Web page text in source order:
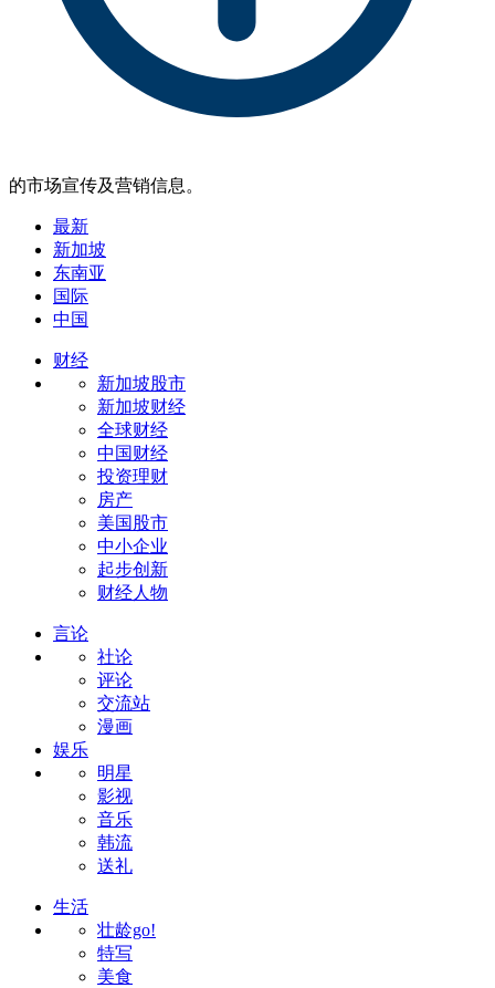
的市场宣传及营销信息。
最新
新加坡
东南亚
国际
中国
财经
新加坡股市
新加坡财经
全球财经
中国财经
投资理财
房产
美国股市
中小企业
起步创新
财经人物
言论
社论
评论
交流站
漫画
娱乐
明星
影视
音乐
韩流
送礼
生活
壮龄go!
特写
美食